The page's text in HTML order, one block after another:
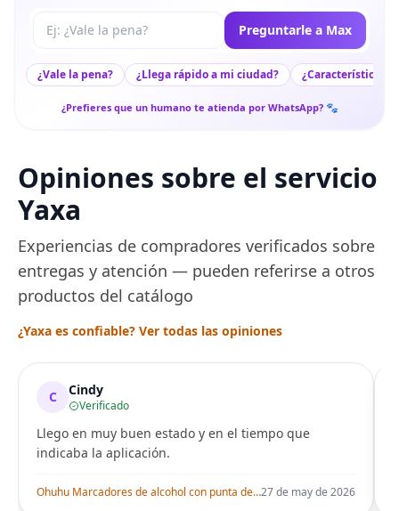
Tu pregunta a Max Preguntarle a Max
¿Vale la pena? ¿Llega rápido a mi ciudad? ¿Características
¿Prefieres que un humano te atienda por WhatsApp? 🐾
Opiniones sobre el servicio
Yaxa
Experiencias de compradores verificados sobre
entregas y atención — pueden referirse a otros
productos del catálogo
¿Yaxa es confiable? Ver todas las opiniones
C Cindy
Verificado
Llego en muy buen estado y en el tiempo que
indicaba la aplicación.
Ohuhu Marcadores de alcohol con punta de pincel – Juego de marcadores artísticos de doble punta con certificación AP para artistas adultos27 de may de 2026